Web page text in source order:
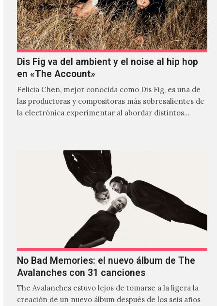
Dis Fig va del ambient y el noise al hip hop
en «The Account»
Felicia Chen, mejor conocida como Dis Fig, es una de
las productoras y compositoras más sobresalientes de
la electrónica experimentar al abordar distintos
No Bad Memories: el nuevo álbum de The
Avalanches con 31 canciones
The Avalanches estuvo lejos de tomarse a la ligera la
creación de un nuevo álbum después de los seis años